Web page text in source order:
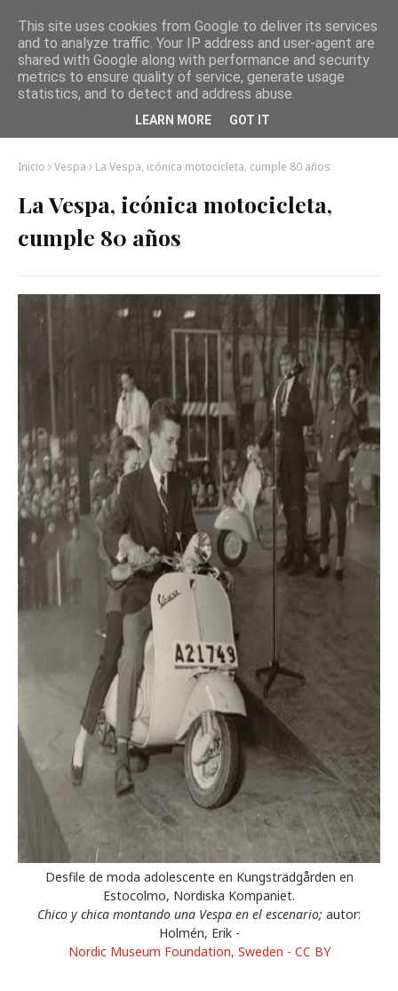
Inicio Vespa La Vespa, icónica motocicleta, cumple 80 años
La Vespa, icónica motocicleta,
cumple 80 años
Desfile de moda adolescente en Kungsträdgården en
Estocolmo, Nordiska Kompaniet.
Chico y chica montando una Vespa en el escenario; autor:
Holmén, Erik -
Nordic Museum Foundation, Sweden - CC BY
This site uses cookies from Google to deliver its services
and to analyze traffic. Your IP address and user-agent are
shared with Google along with performance and security
metrics to ensure quality of service, generate usage
statistics, and to detect and address abuse.
LEARN MORE GOT IT